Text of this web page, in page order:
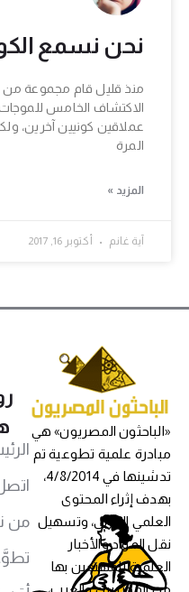
نحن نسمع
منذ قليل قام مجموعة من
الاكتشاف الخامس للموجات
عملاقين كونيين آخرين،
المرة
المزيد »
آية غانم أكتوبر 16, 2017
«الباحثون المصريون» هي
مبادرة علمية تطوعية تم
تدشينها في 4/8/2014،
بهدف إثراء المحتوى
العلمي العربي، وتسهيل
نقل المواد والأخبار
العلمية للمهتمين بها
من المصريين والعرب،
من